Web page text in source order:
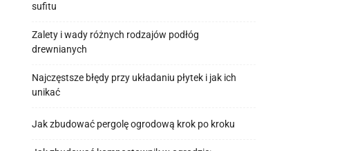
sufitu
Zalety i wady różnych rodzajów podłóg
drewnianych
Najczęstsze błędy przy układaniu płytek i jak ich
unikać
Jak zbudować pergolę ogrodową krok po kroku